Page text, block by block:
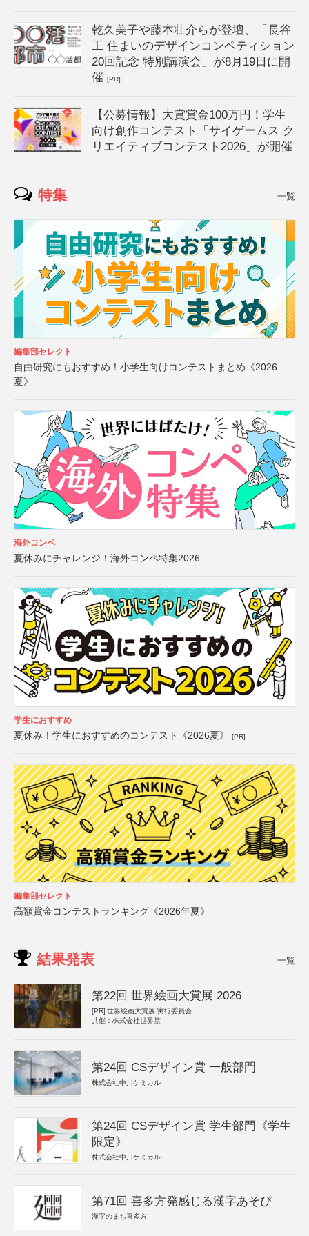
乾久美子や藤本壮介らが登壇、「長谷
工 住まいのデザインコンペティション
20回記念 特別講演会」が8月19日に開
催[PR]
【公募情報】大賞賞金100万円！学生
向け創作コンテスト「サイゲームス ク
リエイティブコンテスト2026」が開催
特集 一覧
編集部セレクト
自由研究にもおすすめ！小学生向けコンテストまとめ《2026
夏》
海外コンペ
夏休みにチャレンジ！海外コンペ特集2026
学生におすすめ
夏休み！学生におすすめのコンテスト《2026夏》 [PR]
編集部セレクト
高額賞金コンテストランキング《2026年夏》
結果発表 一覧
第22回 世界絵画大賞展 2026
[PR] 世界絵画大賞展 実行委員会
共催：株式会社世界堂
第24回 CSデザイン賞 一般部門
株式会社中川ケミカル
第24回 CSデザイン賞 学生部門《学生
限定》
株式会社中川ケミカル
第71回 喜多方発感じる漢字あそび
漢字のまち喜多方